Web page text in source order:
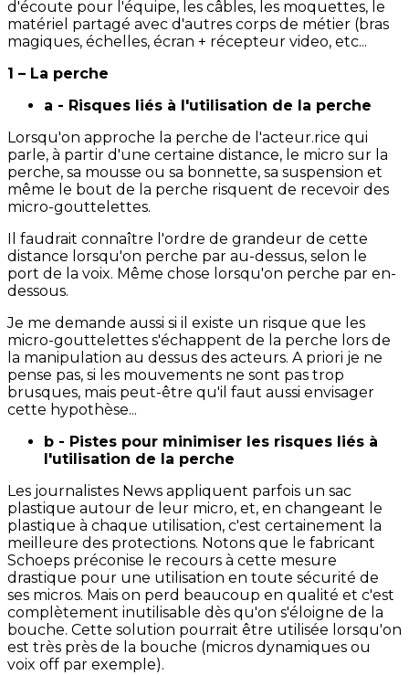
d'écoute pour l'équipe, les câbles, les moquettes, le
matériel partagé avec d'autres corps de métier (bras
magiques, échelles, écran + récepteur video, etc...
1 – La perche
a - Risques liés à l'utilisation de la perche
Lorsqu'on approche la perche de l'acteur.rice qui
parle, à partir d'une certaine distance, le micro sur la
perche, sa mousse ou sa bonnette, sa suspension et
même le bout de la perche risquent de recevoir des
micro-gouttelettes.
Il faudrait connaître l'ordre de grandeur de cette
distance lorsqu'on perche par au-dessus, selon le
port de la voix. Même chose lorsqu'on perche par en-
dessous.
Je me demande aussi si il existe un risque que les
micro-gouttelettes s'échappent de la perche lors de
la manipulation au dessus des acteurs. A priori je ne
pense pas, si les mouvements ne sont pas trop
brusques, mais peut-être qu'il faut aussi envisager
cette hypothèse...
b - Pistes pour minimiser les risques liés à
l'utilisation de la perche
Les journalistes News appliquent parfois un sac
plastique autour de leur micro, et, en changeant le
plastique à chaque utilisation, c'est certainement la
meilleure des protections. Notons que le fabricant
Schoeps préconise le recours à cette mesure
drastique pour une utilisation en toute sécurité de
ses micros. Mais on perd beaucoup en qualité et c'est
complètement inutilisable dès qu'on s'éloigne de la
bouche. Cette solution pourrait être utilisée lorsqu'on
est très près de la bouche (micros dynamiques ou
voix off par exemple).